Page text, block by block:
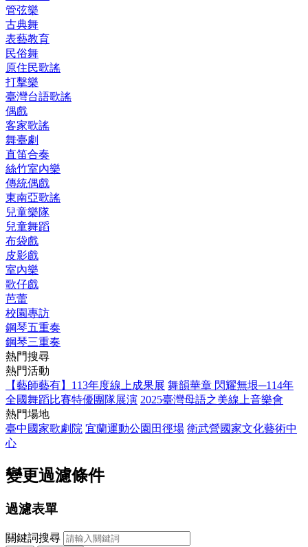
管弦樂
古典舞
表藝教育
民俗舞
原住民歌謠
打擊樂
臺灣台語歌謠
偶戲
客家歌謠
舞臺劇
直笛合奏
絲竹室內樂
傳統偶戲
東南亞歌謠
兒童樂隊
兒童舞蹈
布袋戲
皮影戲
室內樂
歌仔戲
芭蕾
校園專訪
鋼琴五重奏
鋼琴三重奏
熱門搜尋
熱門活動
【藝師藝有】113年度線上成果展 舞韻華章 閃耀無垠─114年
全國舞蹈比賽特優團隊展演 2025臺灣母語之美線上音樂會
熱門場地
臺中國家歌劇院 宜蘭運動公園田徑場 衛武營國家文化藝術中
心
變更過濾條件
過濾表單
關鍵詞搜尋